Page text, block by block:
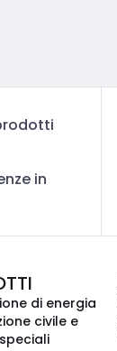
in
di energia
civile e